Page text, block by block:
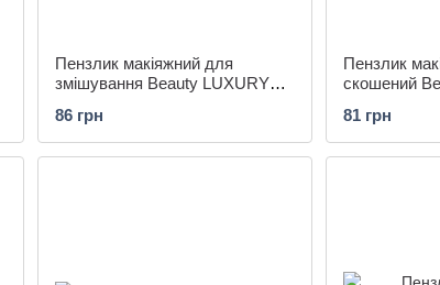
Пензлик макіяжний для
змішування Beauty LUXURY
86 грн
Пензлик
скошений
81 грн